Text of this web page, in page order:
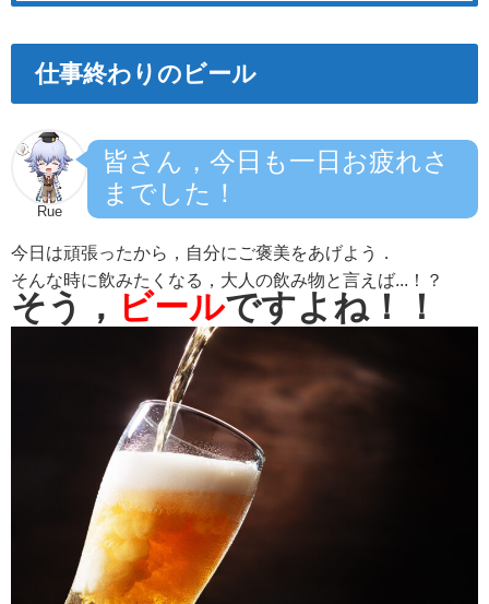
仕事終わりのビール
Rue
皆さん，今日も一日お疲れさ
までした！
今日は頑張ったから，自分にご褒美をあげよう．
そんな時に飲みたくなる，大人の飲み物と言えば...！？
そう， ビールですよね！！